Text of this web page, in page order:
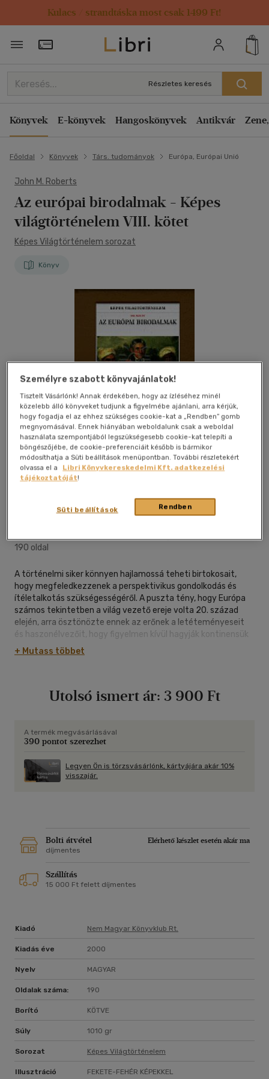
Kulacs / strandtáska most csak 1499 Ft!
Törzsvásárlói Kártya adatai
Részletes keresés
Könyvek E-könyvek Hangoskönyvek Antikvár
Főoldal Könyvek Társ. tudományok Európa, Európai Unió
John M. Roberts
Az európai birodalmak - Képes
világtörténelem VIII. kötet
Képes Világtörténelem sorozat
Könyv
190 oldal
A történelmi siker könnyen hajlamossá teheti birtokosait,
hogy megfeledkezzenek a perspektivikus gondolkodás és
ítéletalkotás szükségességéről. A puszta tény, hogy Európa
számos tekintetben a világ vezető ereje volta 20. század
elején, arra ösztönözte ennek az erőnek a letéteményeseit
és haszonélvezőit, hogy figyelmen kívül hagyják kontinensük
hegemóniájának átmeneti jellegét, és megfeledkezzenek
arról, milyen rövid időre tudta Európa biztosítani magának ezt
elterjedése előbb-utóbb elkerülhetetlenül a kontinens
érzékelhető. A könyv rengeteg képpel, táblázatokkal és
térképekkel illusztrálva mutataja be az európai
történelemben.
+ Mutass többet
Utolsó ismert ár: 3 900 Ft
A termék megvásárlásával
390 pontot szerezhet
Legyen Ön is törzsvásárlónk, kártyájára akár 10%
visszajár.
Bolti átvétel
Elérhető készlet esetén akár ma
díjmentes
Szállítás
15 000 Ft felett díjmentes
Kiadó Nem Magyar Könyvklub Rt.
Kiadás éve 2000
Nyelv MAGYAR
Oldalak száma: 190
Borító KÖTVE
Súly 1010 gr
Sorozat Képes Világtörténelem
Illusztráció FEKETE-FEHÉR KÉPEKKEL
Személyre szabott könyvajánlatok!
Tisztelt Vásárlónk! Annak érdekében, hogy az ízléséhez minél
közelebb álló könyveket tudjunk a figyelmébe ajánlani, arra kérjük,
hogy fogadja el az ehhez szükséges cookie-kat a „Rendben” gomb
megnyomásával. Ennek hiányában weboldalunk csak a weboldal
használata szempontjából legszükségesebb cookie-kat telepíti a
böngészőjébe, de cookie-preferenciáit később is bármikor
módosíthatja a Süti beállítások menüpontban. További részletekért
olvassa el a
Libri Könyvkereskedelmi Kft. adatkezelési
tájékoztatóját!
Rendben
Süti beállítások